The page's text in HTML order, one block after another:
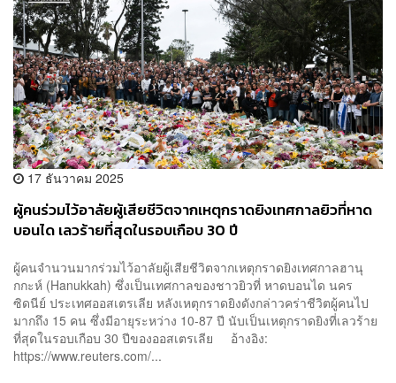
17 ธันวาคม 2025
ผู้คนร่วมไว้อาลัยผู้เสียชีวิตจากเหตุกราดยิงเทศกาลยิวที่หาด
บอนได เลวร้ายที่สุดในรอบเกือบ 30 ปี
ผู้คนจำนวนมากร่วมไว้อาลัยผู้เสียชีวิตจากเหตุกราดยิงเทศกาลฮานุ
กกะห์ (Hanukkah) ซึ่งเป็นเทศกาลของชาวยิวที่ หาดบอนได นคร
ซิดนีย์ ประเทศออสเตรเลีย หลังเหตุกราดยิงดังกล่าวคร่าชีวิตผู้คนไป
มากถึง 15 คน ซึ่งมีอายุระหว่าง 10-87 ปี นับเป็นเหตุกราดยิงที่เลวร้าย
ที่สุดในรอบเกือบ 30 ปีของออสเตรเลีย อ้างอิง:
https://www.reuters.com/...